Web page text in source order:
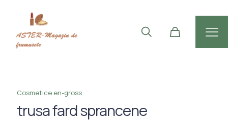
Cosmetice en-gross
trusa fard sprancene